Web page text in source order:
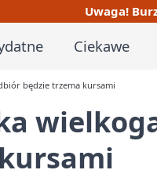
Uwaga!
Ciekawe
będzie trzema kursami